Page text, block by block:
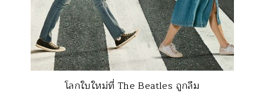
โลกใบใหม่ที่ The Beatles ถูกลืม